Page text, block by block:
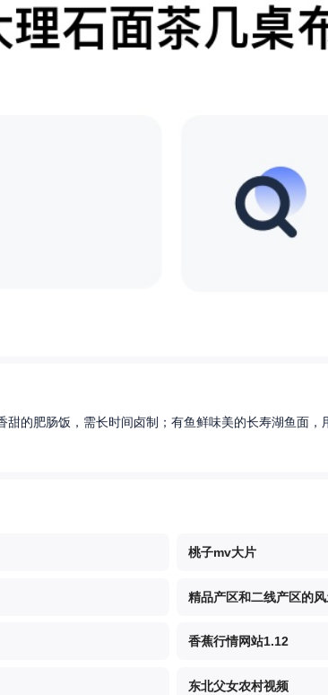
的肥肠饭，需长时间卤制；有鱼鲜味美的长寿湖鱼面
桃子mv大片
精品产区和二线产区的
香蕉行情网站1.12
东北父女农村视频